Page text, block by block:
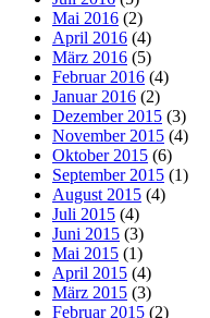
Mai 2016 (2)
April 2016 (4)
März 2016 (5)
Februar 2016 (4)
Januar 2016 (2)
Dezember 2015 (3)
November 2015 (4)
Oktober 2015 (6)
September 2015 (1)
August 2015 (4)
Juli 2015 (4)
Juni 2015 (3)
Mai 2015 (1)
April 2015 (4)
März 2015 (3)
Februar 2015 (2)